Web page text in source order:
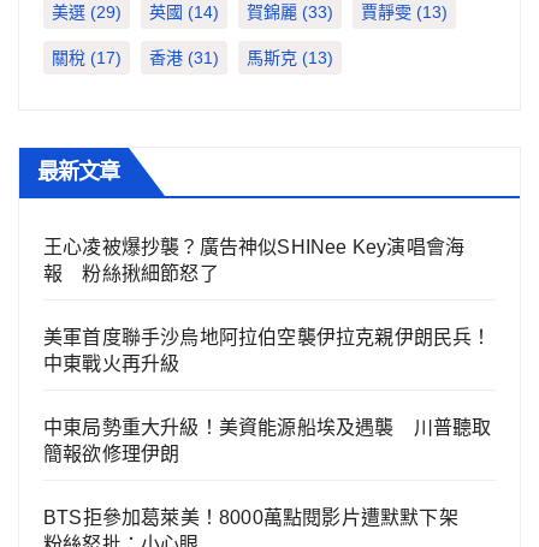
美選 (29) 英國 (14) 賀錦麗 (33) 賈靜雯 (13)
關稅 (17) 香港 (31) 馬斯克 (13)
最新文章
王心凌被爆抄襲？廣告神似SHINee Key演唱會海
報 粉絲揪細節怒了
美軍首度聯手沙烏地阿拉伯空襲伊拉克親伊朗民兵！
中東戰火再升級
中東局勢重大升級！美資能源船埃及遇襲 川普聽取
簡報欲修理伊朗
BTS拒參加葛萊美！8000萬點閱影片遭默默下架